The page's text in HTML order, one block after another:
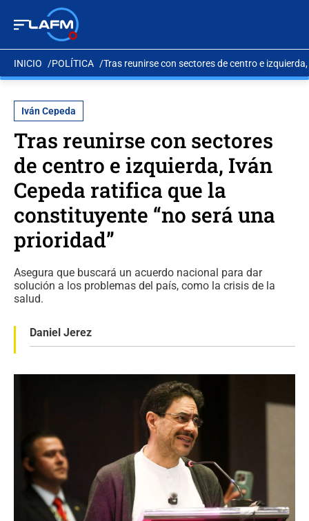
INICIO POLÍTICA Tras reunirse con sectores de centro e
Iván Cepeda
Tras reunirse con sectores
de centro e izquierda, Iván
Cepeda ratifica que la
constituyente “no será una
prioridad”
Asegura que buscará un acuerdo nacional para dar
solución a los problemas del país, como la crisis de la
salud.
Daniel Jerez